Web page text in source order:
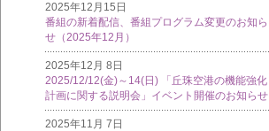
2025年12月15日
番組の新着配信、番組プログラム変更のお知ら
せ（2025年12月）
2025年12月 8日
2025/12/12(金)～14(日) 「丘珠空港の機能強化
計画に関する説明会」イベント開催のお知らせ
2025年11月 7日